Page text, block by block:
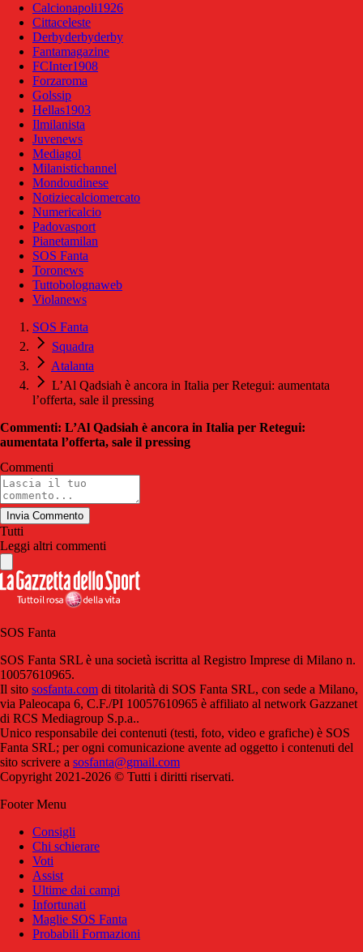
Calcionapoli1926
Cittaceleste
Derbyderbyderby
Fantamagazine
FCInter1908
Forzaroma
Golssip
Hellas1903
Ilmilanista
Juvenews
Mediagol
Milanistichannel
Mondoudinese
Notiziecalciomercato
Numericalcio
Padovasport
Pianetamilan
SOS Fanta
Toronews
Tuttobolognaweb
Violanews
SOS Fanta
Squadra
Atalanta
L’Al Qadsiah è ancora in Italia per Retegui: aumentata
l’offerta, sale il pressing
Commenti: L’Al Qadsiah è ancora in Italia per Retegui:
aumentata l’offerta, sale il pressing
Commenti
Invia Commento
Tutti
Leggi altri commenti
SOS Fanta
SOS Fanta SRL è una società iscritta al Registro Imprese di Milano n.
10057610965.
Il sito sosfanta.com di titolarità di SOS Fanta SRL, con sede a Milano,
via Paleocapa 6, C.F./PI 10057610965 è affiliato al network Gazzanet
di RCS Mediagroup S.p.a..
Unico responsabile dei contenuti (testi, foto, video e grafiche) è SOS
Fanta SRL; per ogni comunicazione avente ad oggetto i contenuti del
sito scrivere a sosfanta@gmail.com
Copyright 2021-2026 © Tutti i diritti riservati.
Footer Menu
Consigli
Chi schierare
Voti
Assist
Ultime dai campi
Infortunati
Maglie SOS Fanta
Probabili Formazioni